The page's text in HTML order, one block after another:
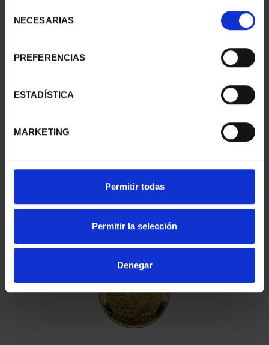
NECESARIAS
PREFERENCIAS
ESTADÍSTICA
MARKETING
Permitir todas
Permitir la selección
Denegar
425 ANIV VELÁZQUEZ (2024) CINCUENTÍN
610,00 €